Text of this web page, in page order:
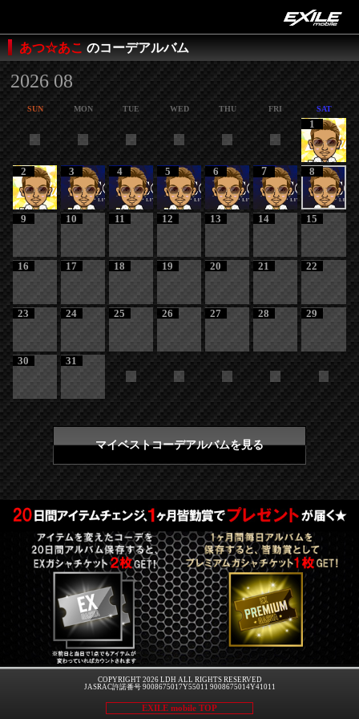
あつ☆あこ のコーデアルバム
2026 08
SUN MON TUE WED THU FRI SAT
1
2 3 4 5 6 7 8
9 10 11 12 13 14 15
16 17 18 19 20 21 22
23 24 25 26 27 28 29
30 31
マイベストコーデアルバムを見る
COPYRIGHT 2026 LDH ALL RIGHTS RESERVED
JASRAC許諾番号 9008675017Y55011 9008675014Y41011
EXILE mobile TOP